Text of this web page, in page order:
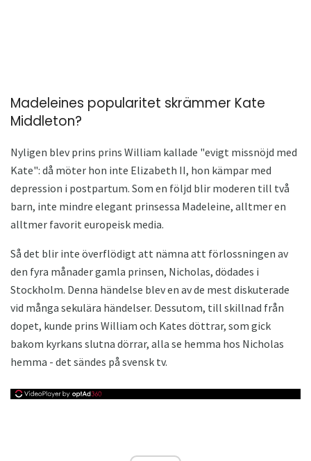
Madeleines popularitet skrämmer Kate
Middleton?
Nyligen blev prins prins William kallade "evigt missnöjd med
Kate": då möter hon inte Elizabeth II, hon kämpar med
depression i postpartum. Som en följd blir moderen till två
barn, inte mindre elegant prinsessa Madeleine, alltmer en
alltmer favorit europeisk media.
Så det blir inte överflödigt att nämna att förlossningen av
den fyra månader gamla prinsen, Nicholas, dödades i
Stockholm. Denna händelse blev en av de mest diskuterade
vid många sekulära händelser. Dessutom, till skillnad från
dopet, kunde prins William och Kates döttrar, som gick
bakom kyrkans slutna dörrar, alla se hemma hos Nicholas
hemma - det sändes på svensk tv.